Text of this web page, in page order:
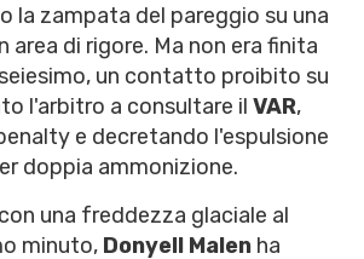
la zampata del pareggio su una
area di rigore. Ma non era finita
un contatto proibito su
l'arbitro a consultare il VAR,
e decretando l'espulsione
doppia ammonizione.
una freddezza glaciale al
minuto, Donyell Malen ha